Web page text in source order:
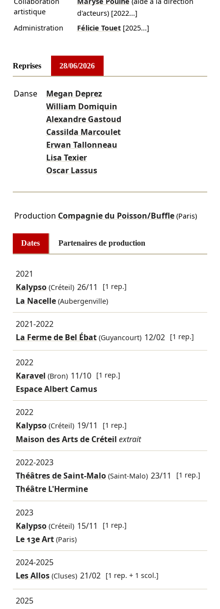
artistique
d'acteurs) [2022...]
Administration
Félicie Touet [2025...]
Reprises 28/06/2026
Danse
Megan Deprez
William Domiquin
Alexandre Gastoud
Cassilda Marcoulet
Erwan Tallonneau
Lisa Texier
Oscar Lassus
Production Compagnie du Poisson/Buffle(Paris)
Dates Partenaires de production
2021
Kalypso(Créteil) 26/11 [1 rep.]
La Nacelle (Aubergenville)
2021-2022
La Ferme de Bel Ébat(Guyancourt) 12/02 [1 rep.]
2022
Karavel (Bron) 11/10 [1 rep.]
Espace Albert Camus
2022
Kalypso(Créteil) 19/11 [1 rep.]
Maison des Arts de Créteil extrait
2022-2023
Théâtres de Saint-Malo(Saint-Malo) 23/11 [1 rep.]
Théâtre L'Hermine
2023
Kalypso(Créteil) 15/11 [1 rep.]
Le 13e Art (Paris)
2024-2025
Les Allos(Cluses) 21/02 [1 rep. + 1 scol.]
2025